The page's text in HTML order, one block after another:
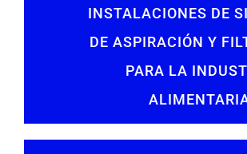
INSTALACIONES DE
DE ASPIRACIÓN Y
PARA LA